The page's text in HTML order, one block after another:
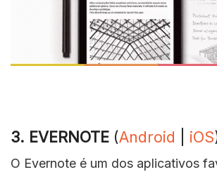
3. EVERNOTE (Android iOS
O Evernote é um dos aplicativos